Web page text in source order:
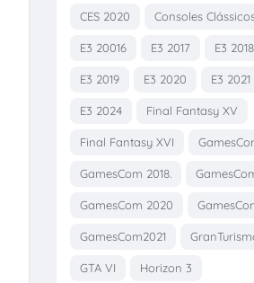
CES 2020 Consoles
E3 20016 E3 2017 E3 2018
E3 2019 E3 2020 E3 2021
E3 2024 Final Fantasy XV
Final Fantasy XVI
GamesCom 2018.
GamesCom 2020
GamesCom2021
GTA VI Horizon 3